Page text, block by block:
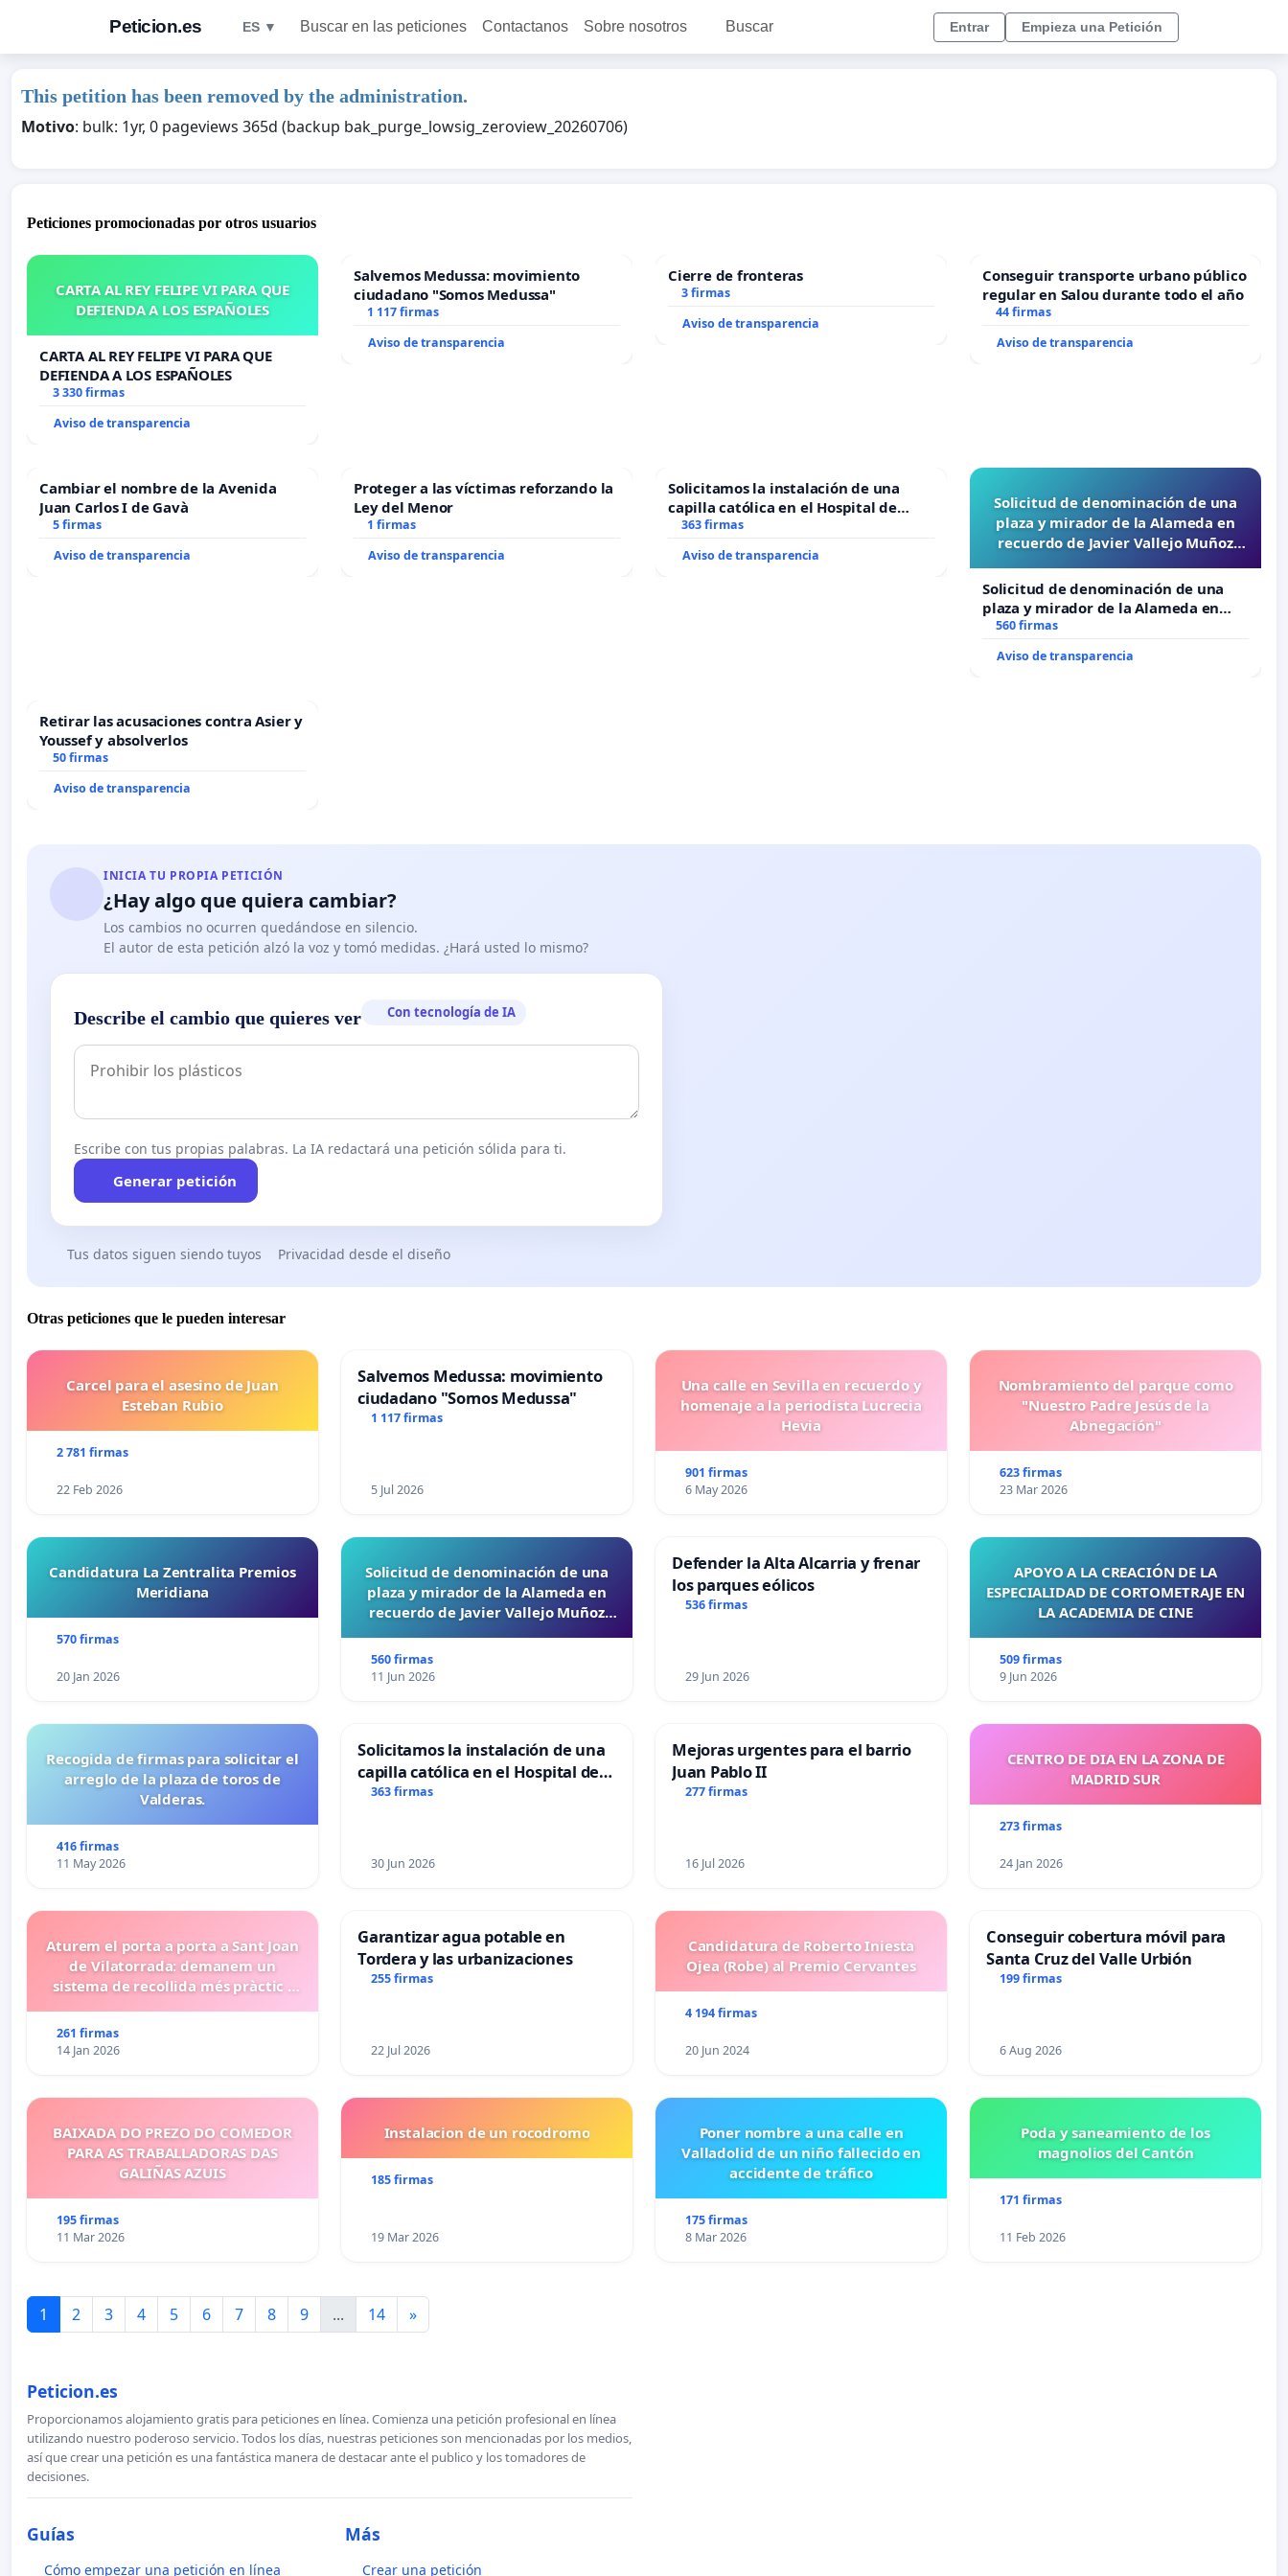
Peticion.es ES ▼ Buscar en las peticiones Contactanos Sobre nosotros Buscar Entrar Empieza una Petición
This petition has been removed by the administration.
Motivo: bulk: 1yr, 0 pageviews 365d (backup bak_purge_lowsig_zeroview_20260706)
Peticiones promocionadas por otros usuarios
CARTA AL REY FELIPE VI PARA QUE
DEFIENDA A LOS ESPAÑOLES
CARTA AL REY FELIPE VI PARA QUE
DEFIENDA A LOS ESPAÑOLES
3 330 firmas
Aviso de transparencia
Salvemos Medussa: movimiento
ciudadano "Somos Medussa"
1 117 firmas
Aviso de transparencia
Cierre de fronteras
3 firmas
Aviso de transparencia
Conseguir transporte urbano público
regular en Salou durante todo el año
44 firmas
Aviso de transparencia
Cambiar el nombre de la Avenida
Juan Carlos I de Gavà
5 firmas
Aviso de transparencia
Proteger a las víctimas reforzando la
Ley del Menor
1 firmas
Aviso de transparencia
Solicitamos la instalación de una
capilla católica en el Hospital de
Alcañiz
363 firmas
Aviso de transparencia
Solicitud de denominación de una
plaza y mirador de la Alameda en
recuerdo de Javier Vallejo Muñoz
Solicitud de denominación de una
plaza y mirador de la Alameda en
recuerdo de Javier Vallejo Muñoz
“Mazinger”
560 firmas
Aviso de transparencia
Retirar las acusaciones contra Asier y
Youssef y absolverlos
50 firmas
Aviso de transparencia
INICIA TU PROPIA PETICIÓN
¿Hay algo que quiera cambiar?
Los cambios no ocurren quedándose en silencio.
El autor de esta petición alzó la voz y tomó medidas. ¿Hará usted lo mismo?
Describe el cambio que quieres ver Con tecnología de IA
Escribe con tus propias palabras. La IA redactará una petición sólida para ti.
Generar petición
Tus datos siguen siendo tuyos Privacidad desde el diseño
Otras peticiones que le pueden interesar
Carcel para el asesino de Juan
Esteban Rubio
2 781 firmas
22 Feb 2026
Salvemos Medussa: movimiento
ciudadano "Somos Medussa"
1 117 firmas
5 Jul 2026
Una calle en Sevilla en recuerdo y
homenaje a la periodista Lucrecia
Hevia
901 firmas
6 May 2026
Nombramiento del parque como
"Nuestro Padre Jesús de la
Abnegación"
623 firmas
23 Mar 2026
Candidatura La Zentralita Premios
Meridiana
570 firmas
20 Jan 2026
Solicitud de denominación de una
plaza y mirador de la Alameda en
recuerdo de Javier Vallejo Muñoz
560 firmas
11 Jun 2026
Defender la Alta Alcarria y frenar
los parques eólicos
536 firmas
29 Jun 2026
APOYO A LA CREACIÓN DE LA
ESPECIALIDAD DE CORTOMETRAJE EN
LA ACADEMIA DE CINE
509 firmas
9 Jun 2026
Recogida de firmas para solicitar el
arreglo de la plaza de toros de
Valderas.
416 firmas
11 May 2026
Solicitamos la instalación de una
capilla católica en el Hospital de
Alcañiz
363 firmas
30 Jun 2026
Mejoras urgentes para el barrio
Juan Pablo II
277 firmas
16 Jul 2026
CENTRO DE DIA EN LA ZONA DE
MADRID SUR
273 firmas
24 Jan 2026
Aturem el porta a porta a Sant Joan
de Vilatorrada: demanem un
sistema de recollida més pràctic i
261 firmas
14 Jan 2026
Garantizar agua potable en
Tordera y las urbanizaciones
255 firmas
22 Jul 2026
Candidatura de Roberto Iniesta
Ojea (Robe) al Premio Cervantes
4 194 firmas
20 Jun 2024
Conseguir cobertura móvil para
Santa Cruz del Valle Urbión
199 firmas
6 Aug 2026
BAIXADA DO PREZO DO COMEDOR
PARA AS TRABALLADORAS DAS
GALIÑAS AZUIS
195 firmas
11 Mar 2026
Instalacion de un rocodromo
185 firmas
19 Mar 2026
Poner nombre a una calle en
Valladolid de un niño fallecido en
accidente de tráfico
175 firmas
8 Mar 2026
Poda y saneamiento de los
magnolios del Cantón
171 firmas
11 Feb 2026
1 2 3 4 5 6 7 8 9 ... 14 »
Peticion.es
Proporcionamos alojamiento gratis para peticiones en línea. Comienza una petición profesional en línea
utilizando nuestro poderoso servicio. Todos los días, nuestras peticiones son mencionadas por los medios,
así que crear una petición es una fantástica manera de destacar ante el publico y los tomadores de
decisiones.
Guías
Cómo empezar una petición en línea
Más
Crear una petición